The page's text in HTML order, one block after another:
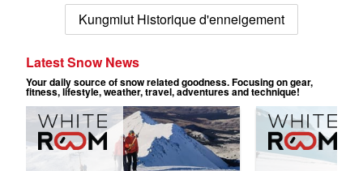
Kungmiut Historique d'enneigement